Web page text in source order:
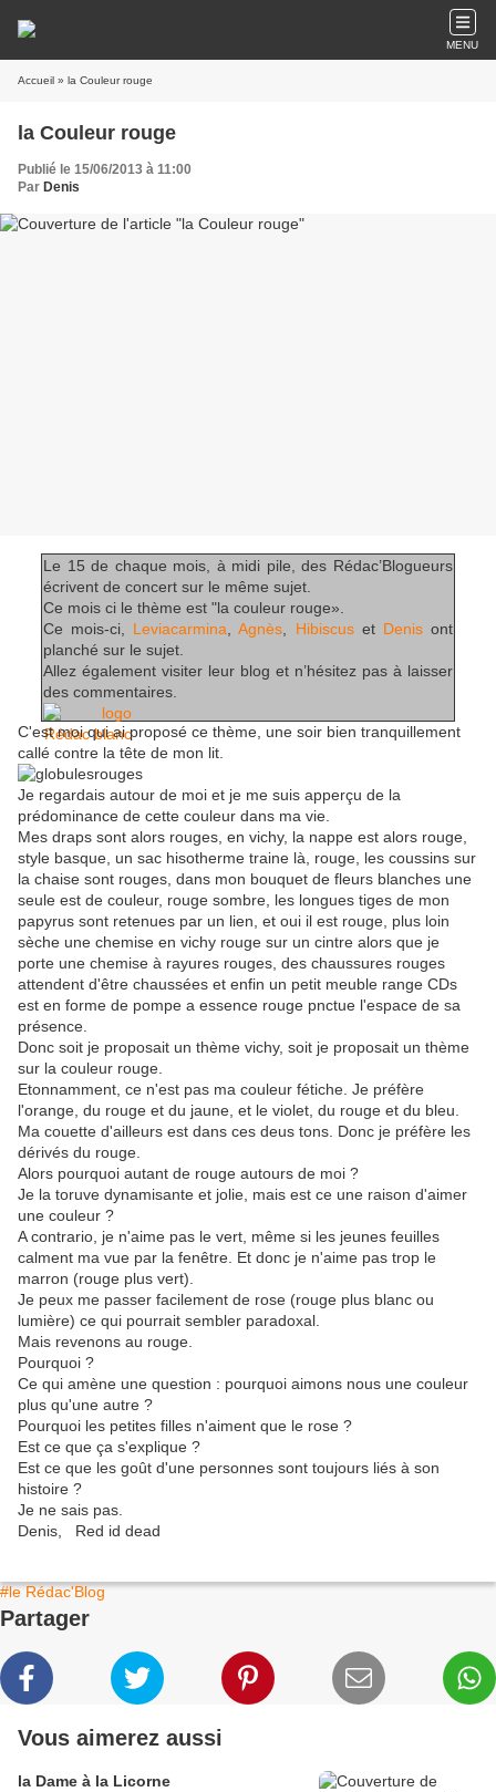
MENU
Accueil » la Couleur rouge
la Couleur rouge
Publié le 15/06/2013 à 11:00
Par Denis
Le 15 de chaque mois, à midi pile, des Rédac’Blogueurs
écrivent de concert sur le même sujet.
Ce mois ci le thème est "la couleur rouge».
Ce mois-ci, Leviacarmina ,Agnès Hibiscuset Denisont
planché sur le sujet.
Allez également visiter leur blog et n’hésitez pas à laisser
des commentaires.
C'est moi qui ai proposé ce thème, une soir bien tranquillement
callé contre la tête de mon lit.
Je regardais autour de moi et je me suis apperçu de la
prédominance de cette couleur dans ma vie.
Mes draps sont alors rouges, en vichy, la nappe est alors rouge,
style basque, un sac hisotherme traine là, rouge, les coussins sur
la chaise sont rouges, dans mon bouquet de fleurs blanches une
seule est de couleur, rouge sombre, les longues tiges de mon
papyrus sont retenues par un lien, et oui il est rouge, plus loin
sèche une chemise en vichy rouge sur un cintre alors que je
porte une chemise à rayures rouges, des chaussures rouges
attendent d'être chaussées et enfin un petit meuble range CDs
est en forme de pompe a essence rouge pnctue l'espace de sa
présence.
Donc soit je proposait un thème vichy, soit je proposait un thème
sur la couleur rouge.
Etonnamment, ce n'est pas ma couleur fétiche. Je préfère
l'orange, du rouge et du jaune, et le violet, du rouge et du bleu.
Ma couette d'ailleurs est dans ces deus tons. Donc je préfère les
dérivés du rouge.
Alors pourquoi autant de rouge autours de moi ?
Je la toruve dynamisante et jolie, mais est ce une raison d'aimer
une couleur ?
A contrario, je n'aime pas le vert, même si les jeunes feuilles
calment ma vue par la fenêtre. Et donc je n'aime pas trop le
marron (rouge plus vert).
Je peux me passer facilement de rose (rouge plus blanc ou
lumière) ce qui pourrait sembler paradoxal.
Mais revenons au rouge.
Pourquoi ?
Ce qui amène une question : pourquoi aimons nous une couleur
plus qu'une autre ?
Pourquoi les petites filles n'aiment que le rose ?
Est ce que ça s'explique ?
Est ce que les goût d'une personnes sont toujours liés à son
histoire ?
Je ne sais pas.
Denis, Red id dead
#le Rédac'Blog
Partager
Vous aimerez aussi
la Dame à la Licorne